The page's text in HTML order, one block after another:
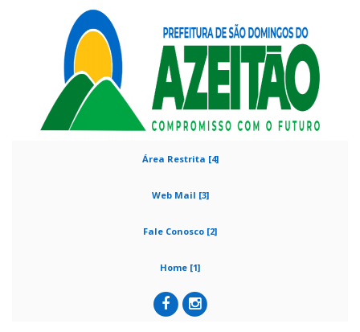
Área Restrita [4]
Web Mail [3]
Fale Conosco [2]
Home [1]